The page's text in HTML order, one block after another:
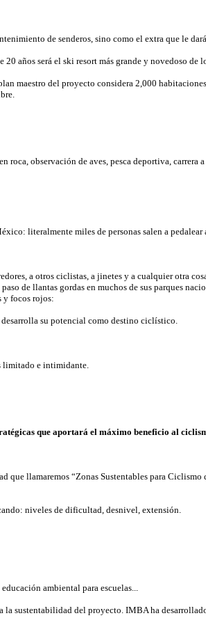
de senderos, sino como el extra que le
años será el ski resort más grande y novedoso de
maestro del proyecto considera 2,000
roca, observación de aves, pesca deportiva, carrera a
literalmente miles de personas salen a
a otros ciclistas, a jinetes y a cualquier otra
de llantas gordas en muchos de sus parques
y focos rojos:
desarrolla su potencial como destino ciclístico.
limitado e intimidante.
que aportará el máximo beneficio al
que llamaremos “Zonas Sustentables para
niveles de dificultad, desnivel, extensión.
ambiental para escuelas...
sustentabilidad del proyecto. IMBA ha